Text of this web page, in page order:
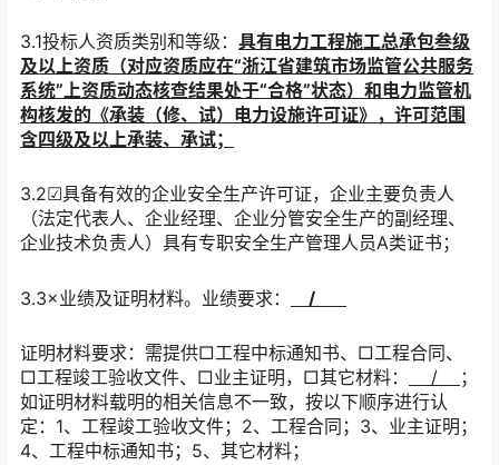
3.1投标人资质类别和等级： 具有电力工程施工总承包叁级
及以上资质 （对应资质应在“浙江省建筑市场监管公共服务
系统”上资质动态核查结果处于“合格”状态） 和电力监管机
构核发的《承装（修、试）电力设施许可证》，许可范围
含四级及以上承装、承试；
3.2☑具备有效的企业安全生产许可证，企业主要负责人
（法定代表人、企业经理、企业分管安全生产的副经理、
企业技术负责人）具有专职安全生产管理人员A类证书；
3.3×业绩及证明材料。业绩要求： /
证明材料要求：需提供□工程中标通知书、 □工程合同、
□工程竣工验收文件、 □业主证明， □其它材料： /
；
如证明材料载明的相关信息不一致，按以下顺序进行认
定： 1、工程竣工验收文件；2、工程合同；3、业主证明；
4、工程中标通知书；5、其它材料；